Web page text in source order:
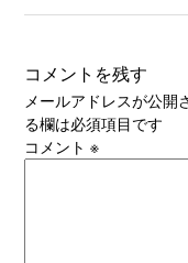
コメントを残す
メールアドレスが公開
る欄は必須項目です
コメント※